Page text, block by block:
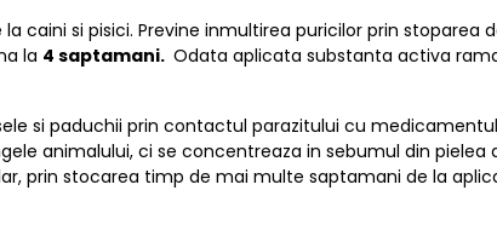
caini si pisici. Previne inmultirea puricilor prin stoparea
la 4 saptamani. Odata aplicata substanta activa
si paduchii prin contactul parazitului cu
animalului, ci se concentreaza in sebumul din
prin stocarea timp de mai multe saptamani de la